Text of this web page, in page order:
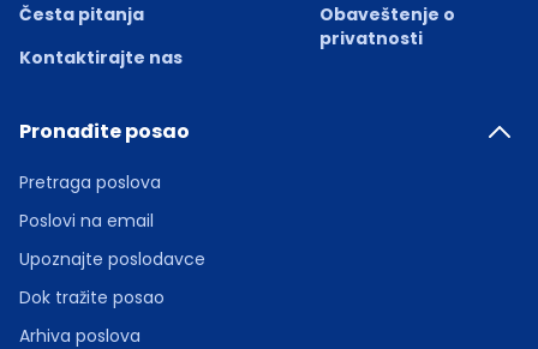
Česta pitanja
Kontaktirajte nas
Obaveštenje o
privatnosti
Pronađite posao
Pretraga poslova
Poslovi na email
Upoznajte poslodavce
Dok tražite posao
Arhiva poslova